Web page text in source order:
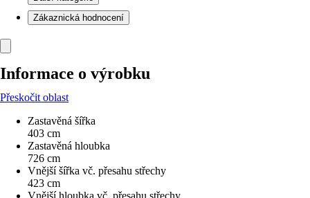
Zákaznická hodnocení
Informace o výrobku
Přeskočit oblast
Zastavěná šířka
403 cm
Zastavěná hloubka
726 cm
Vnější šířka vč. přesahu střechy
423 cm
Vnější hloubka vč. přesahu střechy